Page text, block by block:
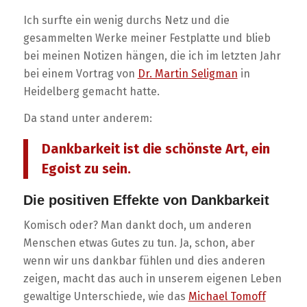
Ich surfte ein wenig durchs Netz und die
gesammelten Werke meiner Festplatte und blieb
bei meinen Notizen hängen, die ich im letzten Jahr
bei einem Vortrag von Dr. Martin Seligman in
Heidelberg gemacht hatte.
Da stand unter anderem:
Dankbarkeit ist die schönste Art, ein
Egoist zu sein.
Die positiven Effekte von Dankbarkeit
Komisch oder? Man dankt doch, um anderen
Menschen etwas Gutes zu tun. Ja, schon, aber
wenn wir uns dankbar fühlen und dies anderen
zeigen, macht das auch in unserem eigenen Leben
gewaltige Unterschiede, wie das Michael Tomoff